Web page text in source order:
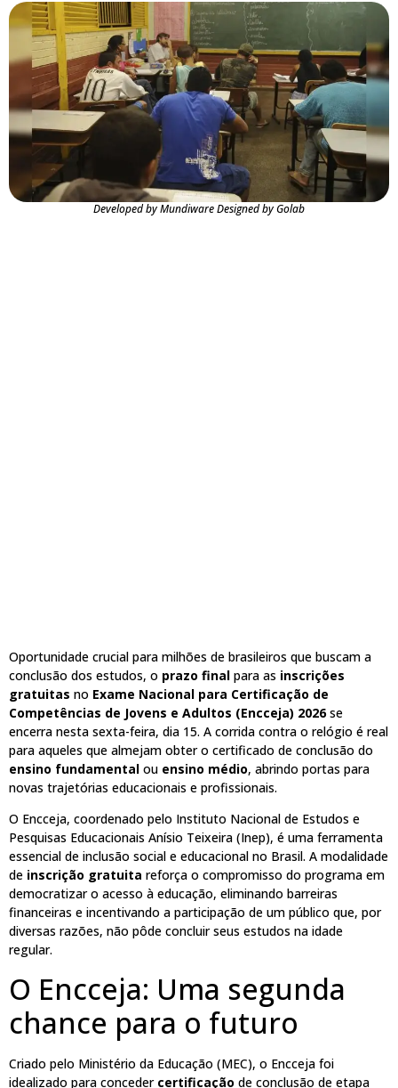
Developed by Mundiware Designed by Golab
Oportunidade crucial para milhões de brasileiros que buscam a
conclusão dos estudos, o prazo final para as inscrições
gratuitas no Exame Nacional para Certificação de
Competências de Jovens e Adultos (Encceja) 2026se
encerra nesta sexta-feira, dia 15. A corrida contra o relógio é real
para aqueles que almejam obter o certificado de conclusão do
ensino fundamental ou ensino médio, abrindo portas para
novas trajetórias educacionais e profissionais.
O Encceja, coordenado pelo Instituto Nacional de Estudos e
Pesquisas Educacionais Anísio Teixeira (Inep), é uma ferramenta
essencial de inclusão social e educacional no Brasil. A modalidade
de inscrição gratuita reforça o compromisso do programa em
democratizar o acesso à educação, eliminando barreiras
financeiras e incentivando a participação de um público que, por
diversas razões, não pôde concluir seus estudos na idade
regular.
O Encceja: Uma segunda
chance para o futuro
Criado pelo Ministério da Educação (MEC), o Encceja foi
idealizado para conceder certificação de conclusão de etapa